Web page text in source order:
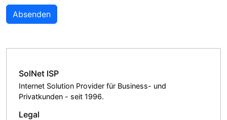
SolNet ISP
Internet Solution Provider für Business- und
Privatkunden - seit 1996.
Legal